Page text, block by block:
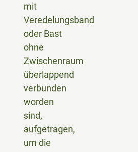
mit
Veredelungsband
oder Bast
ohne
Zwischenraum
überlappend
verbunden
worden
sind,
aufgetragen,
um die